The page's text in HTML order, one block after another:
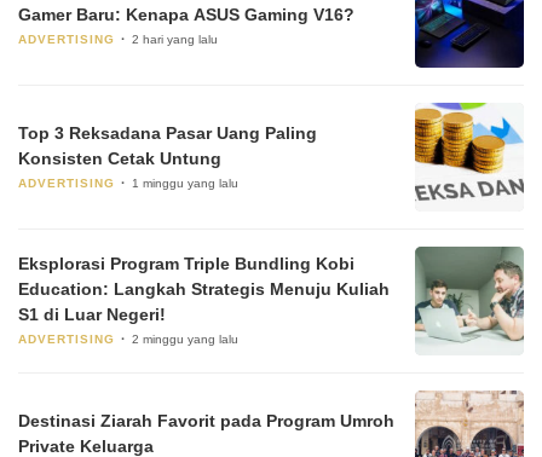
Gamer Baru: Kenapa ASUS Gaming V16?
ADVERTISING 2 hari yang lalu
Top 3 Reksadana Pasar Uang Paling
Konsisten Cetak Untung
ADVERTISING 1 minggu yang lalu
Eksplorasi Program Triple Bundling Kobi
Education: Langkah Strategis Menuju Kuliah
S1 di Luar Negeri!
ADVERTISING 2 minggu yang lalu
Destinasi Ziarah Favorit pada Program Umroh
Private Keluarga